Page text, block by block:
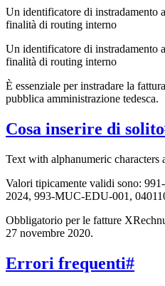
Un identificatore di instradamento
finalità di routing interno
Un identificatore di instradamento
finalità di routing interno
È essenziale per instradare la
pubblica amministrazione tedesca.
Cosa inserire di solito
Text with alphanumeric characters
Valori tipicamente validi sono:
2024, 993-MUC-EDU-001,
Obbligatorio per le fatture
27 novembre 2020.
Errori frequenti#